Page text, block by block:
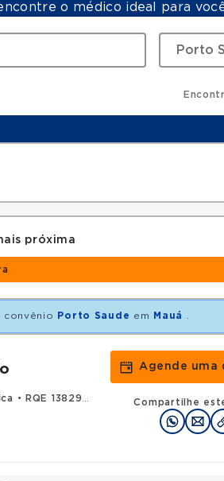
o médico ideal para
próxima
convênio Porto Saude em Mauá
•
RQE 138290 - Pneumologia
Agende uma
Compartilhe